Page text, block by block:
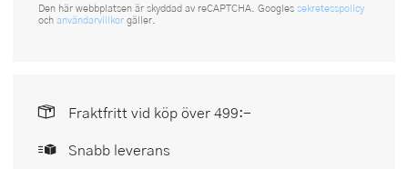
Den här webbplatsen är skyddad av reCAPTCHA. Googles sekretesspolicy
och användarvillkor gäller.
Fraktfritt vid köp över 499:-
Snabb leverans